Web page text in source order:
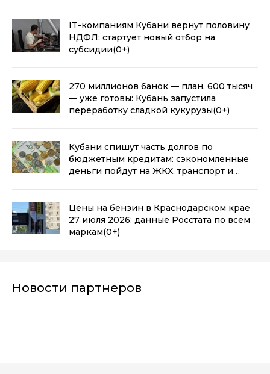
IT-компаниям Кубани вернут половину
НДФЛ: стартует новый отбор на
субсидии(0+)
270 миллионов банок — план, 600 тысяч
— уже готовы: Кубань запустила
переработку сладкой кукурузы(0+)
Кубани спишут часть долгов по
бюджетным кредитам: сэкономленные
деньги пойдут на ЖКХ, транспорт и
Цены на бензин в Краснодарском крае
27 июля 2026: данные Росстата по всем
маркам(0+)
Новости партнеров